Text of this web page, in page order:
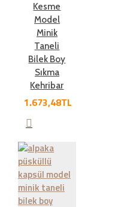
Kesme
Model
Minik
Taneli
Bilek Boy
Sıkma
Kehribar
1.673,48TL